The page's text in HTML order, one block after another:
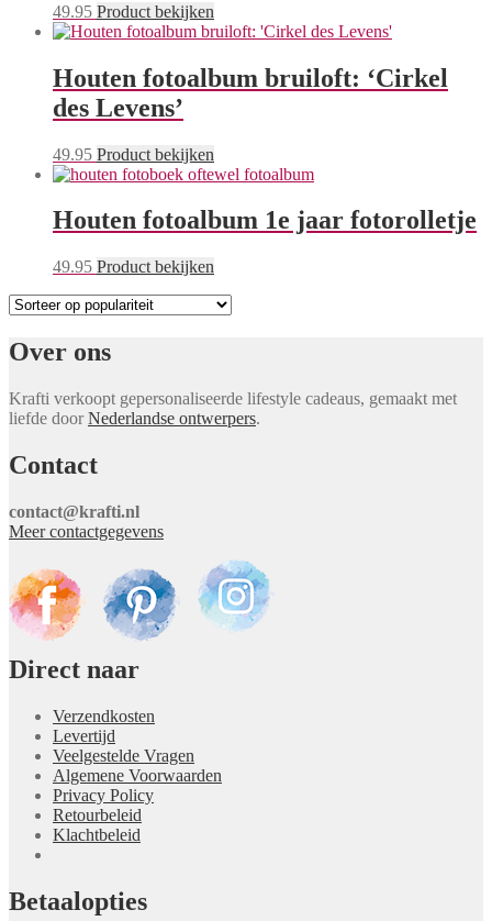
49.95 Product bekijken
Houten fotoalbum bruiloft: ‘Cirkel
des Levens’
49.95 Product bekijken
Houten fotoalbum 1e jaar fotorolletje
49.95 Product bekijken
Over ons
Krafti verkoopt gepersonaliseerde lifestyle cadeaus, gemaakt met
liefde doorNederlandse ontwerpers.
Contact
contact@krafti.nl
Meer contactgegevens
Direct naar
Verzendkosten
Levertijd
Veelgestelde Vragen
Algemene Voorwaarden
Privacy Policy
Retourbeleid
Klachtbeleid
Betaalopties